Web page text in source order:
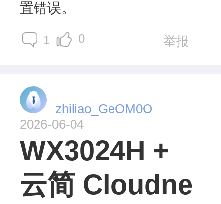
置错误。
1 0 举报
zhiliao_GeOM0O
2026-06-04
WX3024H +
云简 Cloudne